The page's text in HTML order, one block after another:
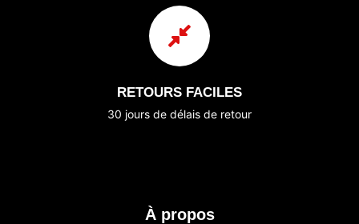
RETOURS FACILES
30 jours de délais de retour
À propos